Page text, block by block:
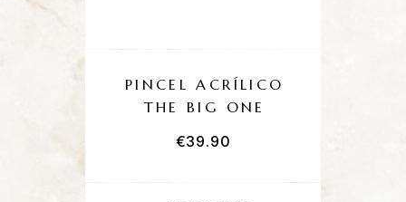
PINCEL ACRÍLICO
THE BIG ONE
€39.90